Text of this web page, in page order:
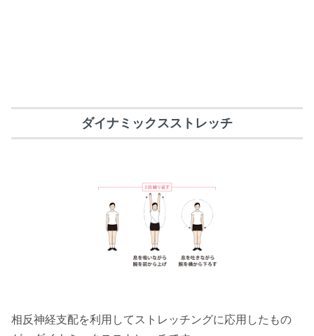
ダイナミックスストレッチ
相反神経支配を利用してストレッチングに応用したもの